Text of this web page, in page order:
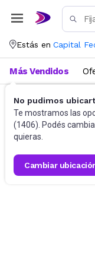
Estás en Capital
No pudimos
Te mostramos las
(1406). Podés
quieras.
cambiar
Más Vendidos
Gaming PC